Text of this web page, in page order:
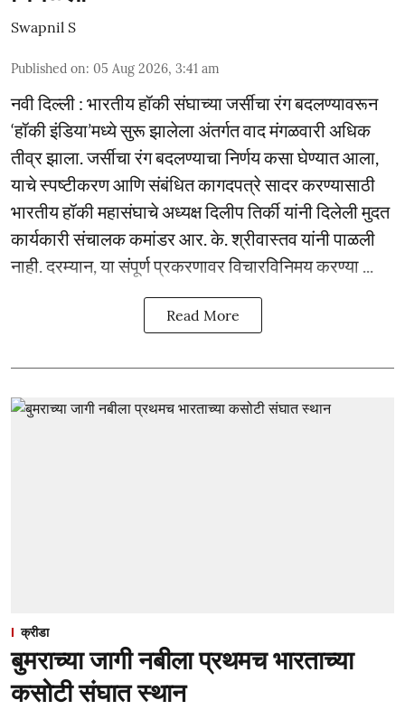
Swapnil S
Published on: 05 Aug 2026, 3:41 am
नवी दिल्ली : भारतीय हॉकी संघाच्या जर्सीचा रंग बदलण्यावरून
‘हॉकी इंडिया’मध्ये सुरू झालेला अंतर्गत वाद मंगळवारी अधिक
तीव्र झाला. जर्सीचा रंग बदलण्याचा निर्णय कसा घेण्यात आला,
याचे स्पष्टीकरण आणि संबंधित कागदपत्रे सादर करण्यासाठी
भारतीय हॉकी महासंघाचे अध्यक्ष दिलीप तिर्की यांनी दिलेली मुदत
कार्यकारी संचालक कमांडर आर. के. श्रीवास्तव यांनी पाळली
नाही. दरम्यान, या संपूर्ण प्रकरणावर विचारविनिमय करण्या ...
Read More
क्रीडा
बुमराच्या जागी नबीला प्रथमच भारताच्या
कसोटी संघात स्थान